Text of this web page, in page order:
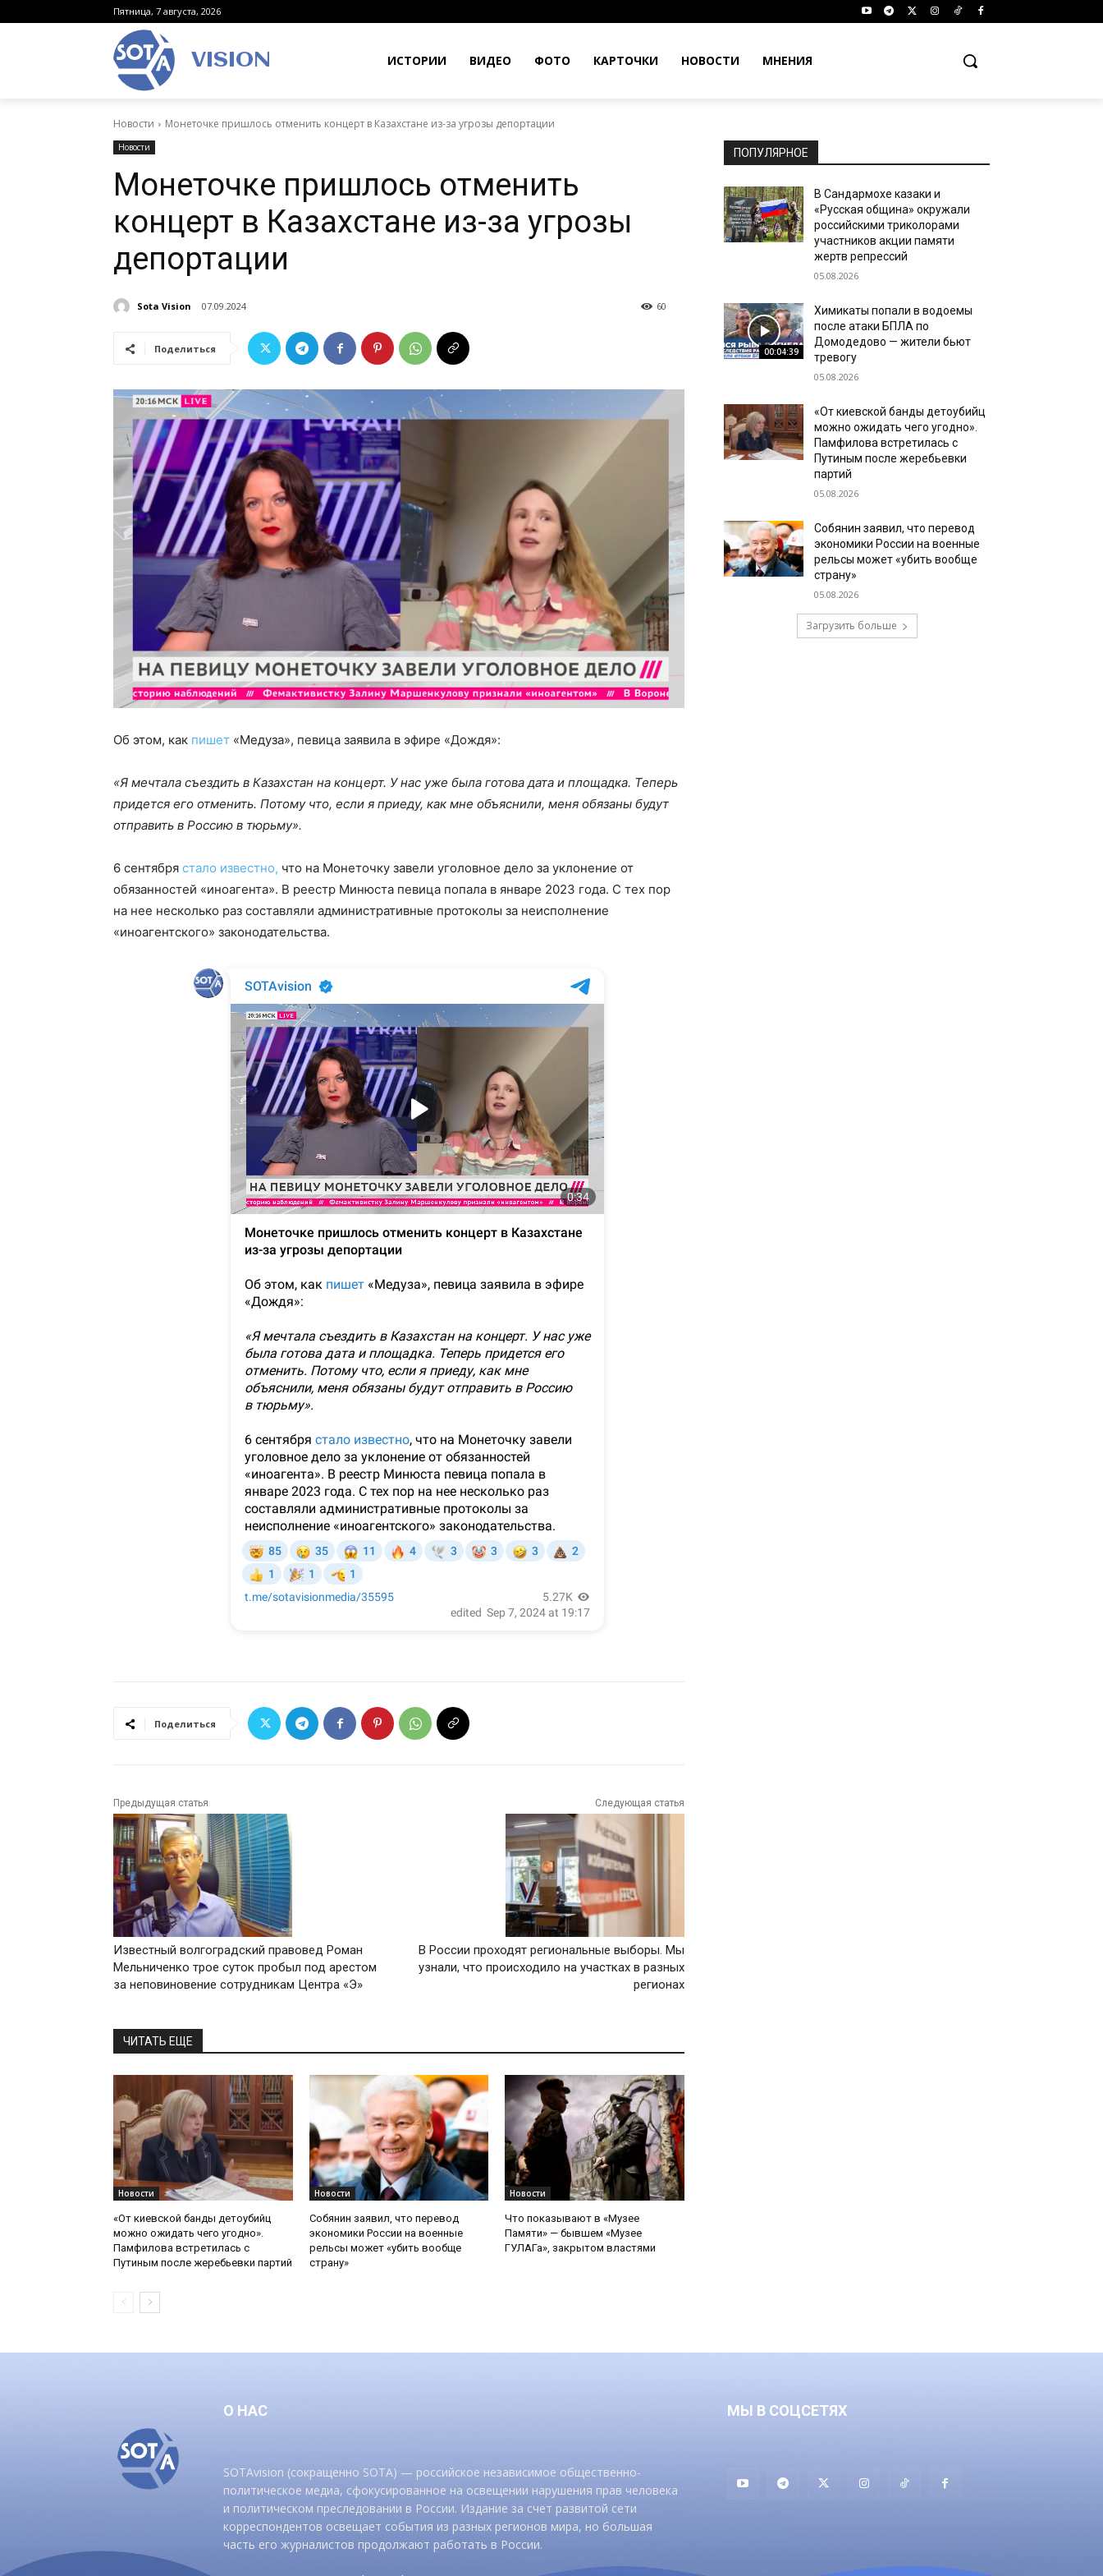
Пятница, 7 августа, 2026
VISION ИСТОРИИ ВИДЕО ФОТО КАРТОЧКИ НОВОСТИ МНЕНИЯ
Новости Монеточке пришлось отменить концерт в Казахстане из-за угрозы депортации
Новости
Монеточке пришлось отменить
концерт в Казахстане из-за угрозы
депортации
Sota Vision 07.09.2024 60
Поделиться
Об этом, как пишет «Медуза», певица заявила в эфире «Дождя»:
«Я мечтала съездить в Казахстан на концерт. У нас уже была готова дата и площадка. Теперь
придется его отменить. Потому что, если я приеду, как мне объяснили, меня обязаны будут
отправить в Россию в тюрьму».
6 сентября стало известно, что на Монеточку завели уголовное дело за уклонение от
обязанностей «иноагента». В реестр Минюста певица попала в январе 2023 года. С тех пор
на нее несколько раз составляли административные протоколы за неисполнение
«иноагентского» законодательства.
Поделиться
Предыдущая статья
Известный волгоградский правовед Роман
Мельниченко трое суток пробыл под арестом
за неповиновение сотрудникам Центра «Э»
Следующая статья
В России проходят региональные выборы. Мы
узнали, что происходило на участках в разных
регионах
ЧИТАТЬ ЕЩЕ
Новости
«От киевской банды детоубийц
можно ожидать чего угодно».
Памфилова встретилась с
Путиным после жеребьевки партий
Новости
Собянин заявил, что перевод
экономики России на военные
рельсы может «убить вообще
страну»
Новости
Что показывают в «Музее
Памяти» — бывшем «Музее
ГУЛАГа», закрытом властями
ПОПУЛЯРНОЕ
В Сандармохе казаки и
«Русская община» окружали
российскими триколорами
участников акции памяти
жертв репрессий
05.08.2026
00:04:39
Химикаты попали в водоемы
после атаки БПЛА по
Домодедово — жители бьют
тревогу
05.08.2026
«От киевской банды детоубийц
можно ожидать чего угодно».
Памфилова встретилась с
Путиным после жеребьевки
партий
05.08.2026
Собянин заявил, что перевод
экономики России на военные
рельсы может «убить вообще
страну»
05.08.2026
Загрузить больше
О НАС
SOTAvision (сокращенно SOTA) — российское независимое общественно-
политическое медиа, сфокусированное на освещении нарушения прав человека
и политическом преследовании в России. Издание за счет развитой сети
корреспондентов освещает события из разных регионов мира, но большая
часть его журналистов продолжают работать в России.
МЫ В СОЦСЕТЯХ